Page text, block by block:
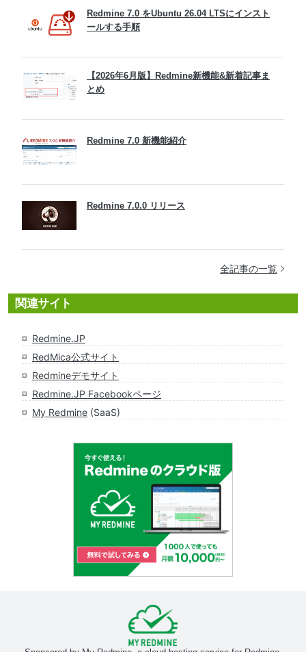
Redmine 7.0 をUbuntu 26.04 LTSにインスト
ールする手順
【2026年6月版】Redmine新機能&新着記事ま
とめ
Redmine 7.0 新機能紹介
Redmine 7.0.0 リリース
全記事の一覧
関連サイト
Redmine.JP
RedMica公式サイト
Redmineデモサイト
Redmine.JP Facebookページ
My Redmine (SaaS)